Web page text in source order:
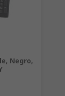
Negro,